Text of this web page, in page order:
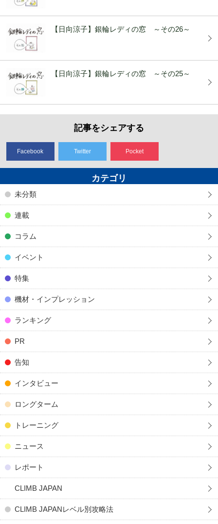
【日向涼子】銀輪レディの窓 ～その26～
【日向涼子】銀輪レディの窓 ～その25～
記事をシェアする
Facebook Twitter Pocket
カテゴリ
未分類
連載
コラム
イベント
特集
機材・インプレッション
ランキング
PR
告知
インタビュー
ロングターム
トレーニング
ニュース
レポート
CLIMB JAPAN
CLIMB JAPANレベル別攻略法